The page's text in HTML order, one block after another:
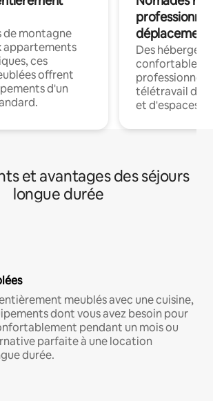
de montagne
appartements
ces
offrent
d'un
déplacement
Des
confortables
professionnels
télétravail
et d'espaces
et avantages des séjours
longue durée
meublés avec une cuisine,
dont vous avez besoin pour
pendant un mois ou
parfaite à une location
durée.